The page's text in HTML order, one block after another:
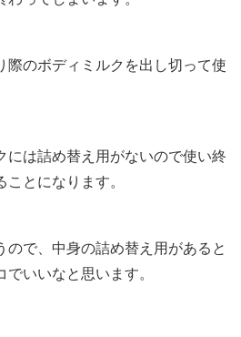
際のボディミルクを出し切って使
には詰め替え用がないので使い終
とになります。
ので、中身の詰め替え用があると
いいなと思います。